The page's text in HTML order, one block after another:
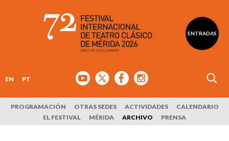
ENTRADAS
EN PT
PROGRAMACIÓN OTRAS SEDES ACTIVIDADES
CALENDARIO
EL FESTIVAL
MÉRIDA ARCHIVO PRENSA